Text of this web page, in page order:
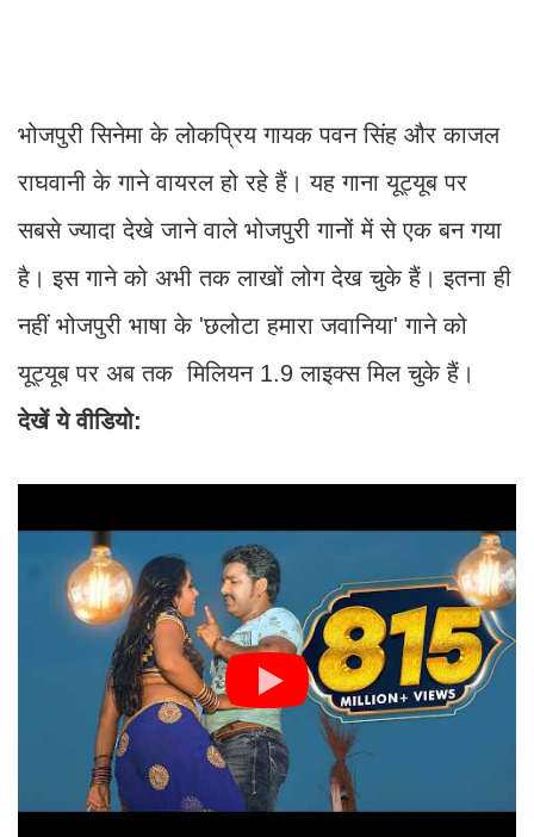
भोजपुरी सिनेमा के लोकप्रिय गायक पवन सिंह और काजल
राघवानी के गाने वायरल हो रहे हैं। यह गाना यूट्यूब पर
सबसे ज्यादा देखे जाने वाले भोजपुरी गानों में से एक बन गया
है। इस गाने को अभी तक लाखों लोग देख चुके हैं। इतना ही
नहीं भोजपुरी भाषा के 'छलोटा हमारा जवानिया' गाने को
यूट्यूब पर अब तक मिलियन 1.9 लाइक्स मिल चुके हैं।
देखें ये वीडियो: